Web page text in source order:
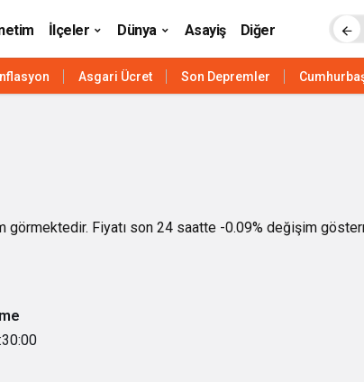
İlçeler Dünya Asayiş Diğer
Asgari Ücret Son Depremler
görmektedir. Fiyatı son 24 saatte -0.09% değişim